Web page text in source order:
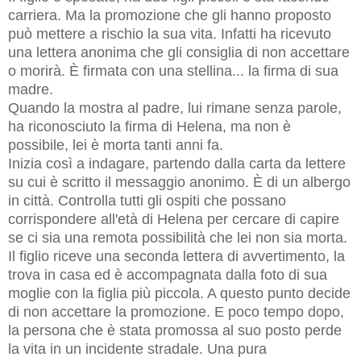
carriera. Ma la promozione che gli hanno proposto
può mettere a rischio la sua vita. Infatti ha ricevuto
una lettera anonima che gli consiglia di non accettare
o morirà. È firmata con una stellina... la firma di sua
madre.
Quando la mostra al padre, lui rimane senza parole,
ha riconosciuto la firma di Helena, ma non è
possibile, lei è morta tanti anni fa.
Inizia così a indagare, partendo dalla carta da lettere
su cui è scritto il messaggio anonimo. È di un albergo
in città. Controlla tutti gli ospiti che possano
corrispondere all'età di Helena per cercare di capire
se ci sia una remota possibilità che lei non sia morta.
Il figlio riceve una seconda lettera di avvertimento, la
trova in casa ed è accompagnata dalla foto di sua
moglie con la figlia più piccola. A questo punto decide
di non accettare la promozione. E poco tempo dopo,
la persona che è stata promossa al suo posto perde
la vita in un incidente stradale. Una pura